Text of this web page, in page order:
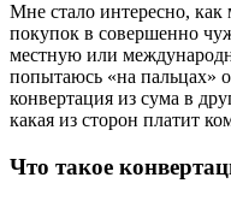
Мне стало интересно, как
покупок в совершенно
местную или
попытаюсь «на пальцах»
конвертация из сума в
какая из сторон платит
Что такое